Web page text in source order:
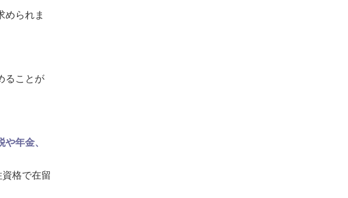
められま
ることが
年金、
格で在留